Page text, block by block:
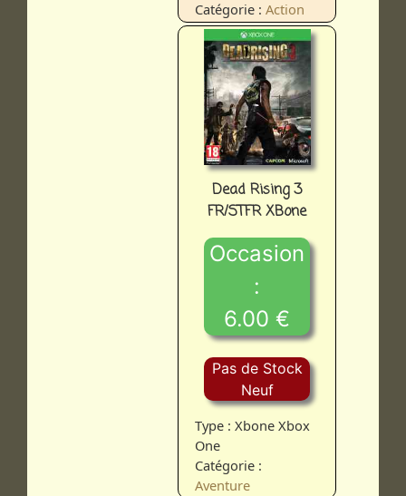
Catégorie :Action
Dead Rising 3
FR/STFR XBone
Occasion
:
6.00 €
Pas de Stock
Neuf
Type : Xbone Xbox
One
Catégorie :
Aventure